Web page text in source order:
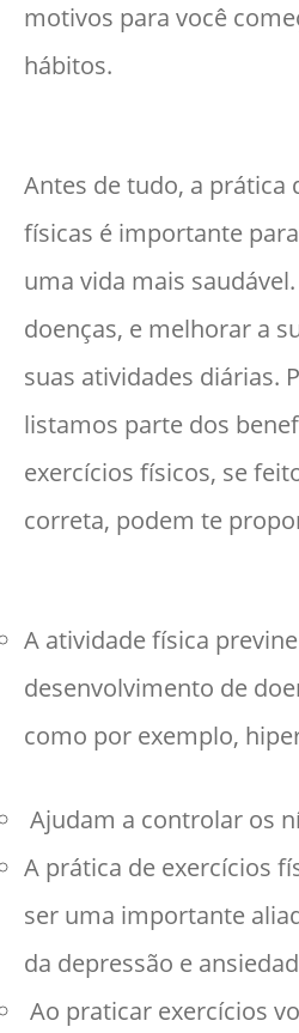
motivos para você
hábitos.
Antes de tudo, a prática
físicas é importante
uma vida mais
doenças, e melhorar a
suas atividades diárias.
listamos parte dos
exercícios físicos, se
correta, podem te
A atividade física
desenvolvimento de
como por exemplo,
Ajudam a controlar os
A prática de exercícios
ser uma importante
da depressão e
Ao praticar exercícios